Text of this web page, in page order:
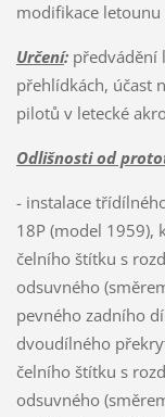
modifikace letounu
Určení:předvádění
přehlídkách, účast
pilotů v letecké
Odlišnosti od
- instalace
18P (model 1959),
čelního štítku s
odsuvného
pevného zadního
dvoudílného
čelního štítku s
odsuvného